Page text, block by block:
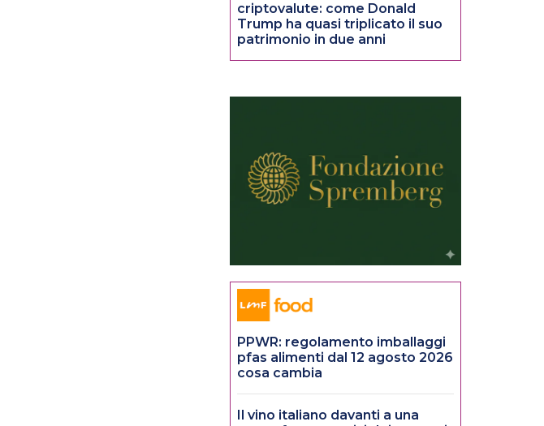
criptovalute: come Donald
Trump ha quasi triplicato il suo
patrimonio in due anni
PPWR: regolamento imballaggi
pfas alimenti dal 12 agosto 2026
cosa cambia
Il vino italiano davanti a una